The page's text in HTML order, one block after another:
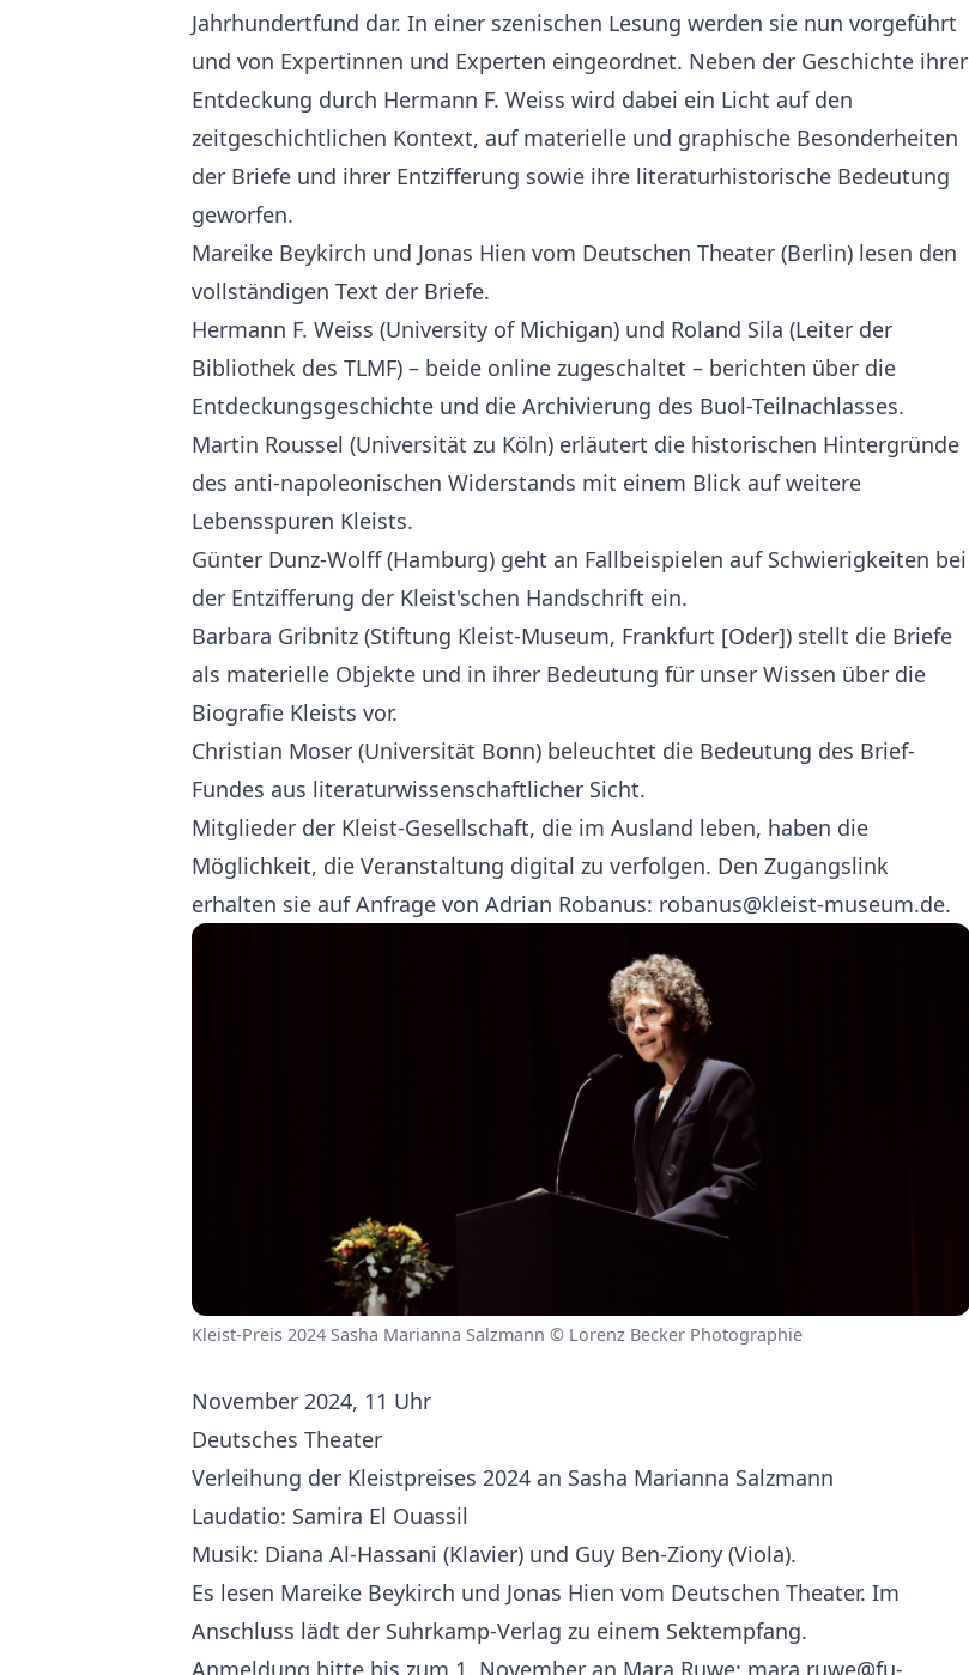
Jahrhundertfund dar. In einer szenischen Lesung werden sie nun vorgeführt
und von Expertinnen und Experten eingeordnet. Neben der Geschichte ihrer
Entdeckung durch Hermann F. Weiss wird dabei ein Licht auf den
zeitgeschichtlichen Kontext, auf materielle und graphische Besonderheiten
der Briefe und ihrer Entzifferung sowie ihre literaturhistorische Bedeutung
geworfen.
Mareike Beykirch und Jonas Hien vom Deutschen Theater (Berlin) lesen den
vollständigen Text der Briefe.
Hermann F. Weiss (University of Michigan) und Roland Sila (Leiter der
Bibliothek des TLMF) – beide online zugeschaltet – berichten über die
Entdeckungsgeschichte und die Archivierung des Buol-Teilnachlasses.
Martin Roussel (Universität zu Köln) erläutert die historischen Hintergründe
des anti-napoleonischen Widerstands mit einem Blick auf weitere
Lebensspuren Kleists.
Günter Dunz-Wolff (Hamburg) geht an Fallbeispielen auf Schwierigkeiten bei
der Entzifferung der Kleist'schen Handschrift ein.
Barbara Gribnitz (Stiftung Kleist-Museum, Frankfurt [Oder]) stellt die Briefe
als materielle Objekte und in ihrer Bedeutung für unser Wissen über die
Biografie Kleists vor.
Christian Moser (Universität Bonn) beleuchtet die Bedeutung des Brief-
Fundes aus literaturwissenschaftlicher Sicht.
Mitglieder der Kleist-Gesellschaft, die im Ausland leben, haben die
Möglichkeit, die Veranstaltung digital zu verfolgen. Den Zugangslink
erhalten sie auf Anfrage von Adrian Robanus: robanus@kleist-museum.de.
Kleist-Preis 2024 Sasha Marianna Salzmann © Lorenz Becker Photographie
November 2024, 11 Uhr
Deutsches Theater
Verleihung der Kleistpreises 2024 an Sasha Marianna Salzmann
Laudatio: Samira El Ouassil
Musik: Diana Al-Hassani (Klavier) und Guy Ben-Ziony (Viola).
Es lesen Mareike Beykirch und Jonas Hien vom Deutschen Theater. Im
Anschluss lädt der Suhrkamp-Verlag zu einem Sektempfang.